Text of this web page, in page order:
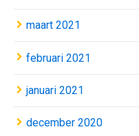
maart 2021
februari 2021
januari 2021
december 2020